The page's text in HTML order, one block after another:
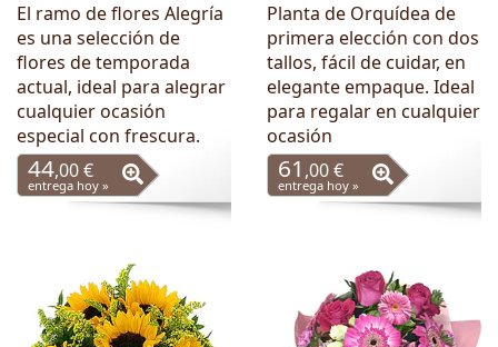
El ramo de flores Alegría
es una selección de
flores de temporada
actual, ideal para alegrar
cualquier ocasión
especial con frescura.
44,00 €
entrega hoy »
Planta de Orquídea de
primera elección con dos
tallos, fácil de cuidar, en
elegante empaque. Ideal
para regalar en cualquier
ocasión
61 ,00 €
entrega hoy »